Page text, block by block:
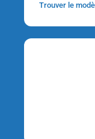
Trouver le